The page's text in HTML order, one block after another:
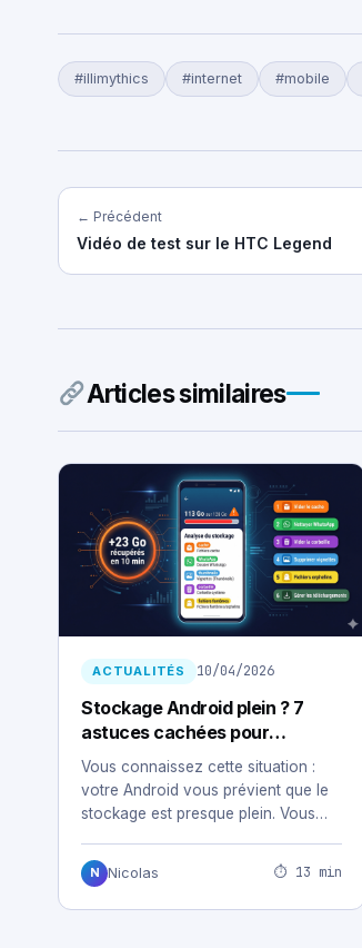
#illimythics #internet #mobile
← Précédent
Vidéo de test sur le HTC Legend
Articles similaires
ACTUALITÉS 10/04/2026
Stockage Android plein ? 7
astuces cachées pour
récupérer jusqu’à 20 Go sans
supprimer vos photos
Vous connaissez cette situation :
votre Android vous prévient que le
stockage est presque plein. Vous
N Nicolas ⏱ 13 min